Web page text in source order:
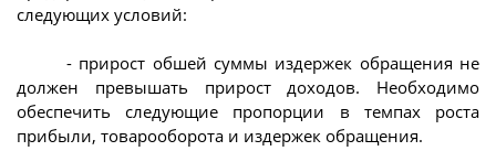
следующих условий:
- прирост обшей суммы издержек обращения не
должен превышать прирост доходов. Необходимо
обеспечить следующие пропорции в темпах роста
прибыли, товарооборота и издержек обращения.